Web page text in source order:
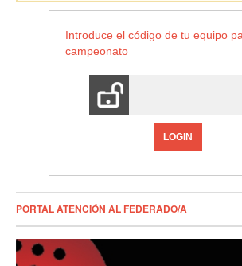
Introduce el código de tu equipo
campeonato
LOGIN
PORTAL ATENCIÓN AL FEDERADO/A